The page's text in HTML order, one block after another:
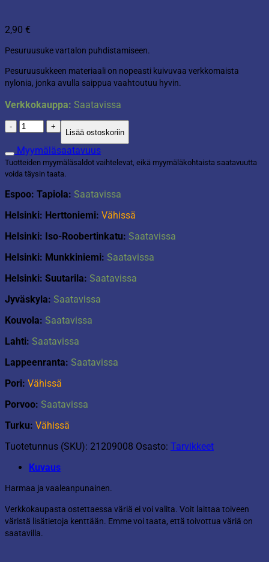
2,90 €
Pesuruusuke vartalon puhdistamiseen.
Pesuruusukkeen materiaali on nopeasti kuivuvaa verkkomaista
nylonia, jonka avulla saippua vaahtoutuu hyvin.
Verkkokauppa: Saatavissa
Pesuruusuke
määrä
Lisää ostoskoriin
Myymäläsaatavuus
Tuotteiden myymäläsaldot vaihtelevat, eikä myymäläkohtaista saatavuutta
voida täysin taata.
Espoo: Tapiola: Saatavissa
Helsinki: Herttoniemi: Vähissä
Helsinki: Iso-Roobertinkatu: Saatavissa
Helsinki: Munkkiniemi: Saatavissa
Helsinki: Suutarila: Saatavissa
Jyväskyla: Saatavissa
Kouvola: Saatavissa
Lahti: Saatavissa
Lappeenranta: Saatavissa
Pori: Vähissä
Porvoo: Saatavissa
Turku: Vähissä
Tuotetunnus (SKU): 21209008 Osasto: Tarvikkeet
Kuvaus
Harmaa ja vaaleanpunainen.
Verkkokaupasta ostettaessa väriä ei voi valita. Voit laittaa toiveen
väristä lisätietoja kenttään. Emme voi taata, että toivottua väriä on
saatavilla.